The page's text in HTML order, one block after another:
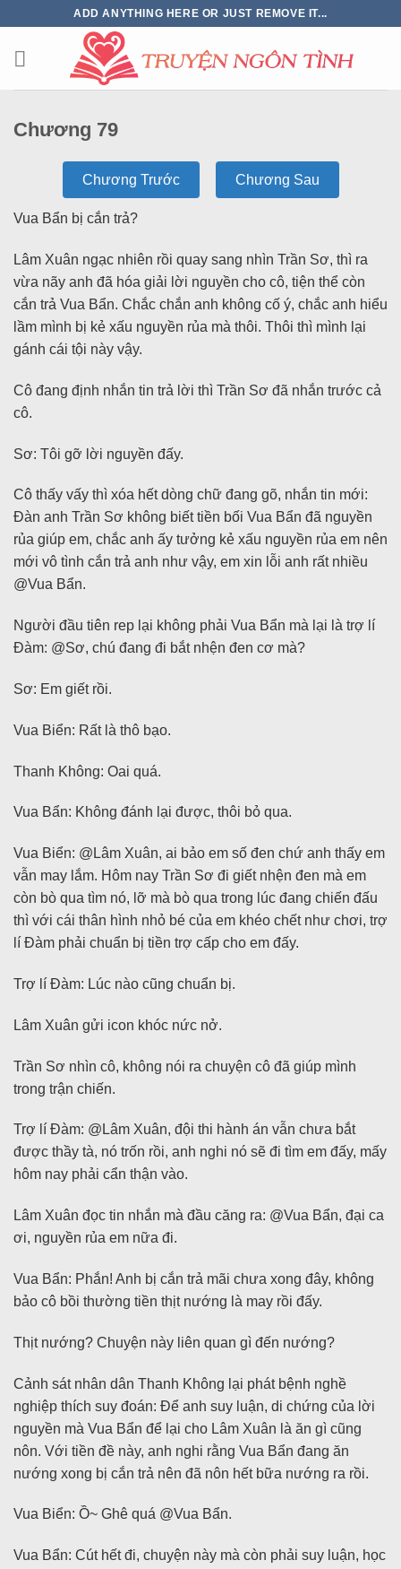
ADD ANYTHING HERE OR JUST REMOVE IT...
Chương 79
Chương Trước Chương Sau
Vua Bẩn bị cắn trả?
Lâm Xuân ngạc nhiên rồi quay sang nhìn Trần Sơ, thì ra
vừa nãy anh đã hóa giải lời nguyền cho cô, tiện thể còn
cắn trả Vua Bẩn. Chắc chắn anh không cố ý, chắc anh hiểu
lầm mình bị kẻ xấu nguyền rủa mà thôi. Thôi thì mình lại
gánh cái tội này vậy.
Cô đang định nhắn tin trả lời thì Trần Sơ đã nhắn trước cả
cô.
Sơ: Tôi gỡ lời nguyền đấy.
Cô thấy vấy thì xóa hết dòng chữ đang gõ, nhắn tin mới:
Đàn anh Trần Sơ không biết tiền bối Vua Bẩn đã nguyền
rủa giúp em, chắc anh ấy tưởng kẻ xấu nguyền rủa em nên
mới vô tình cắn trả anh như vậy, em xin lỗi anh rất nhiều
@Vua Bẩn.
Người đầu tiên rep lại không phải Vua Bẩn mà lại là trợ lí
Đàm: @Sơ, chú đang đi bắt nhện đen cơ mà?
Sơ: Em giết rồi.
Vua Biển: Rất là thô bạo.
Thanh Không: Oai quá.
Vua Bẩn: Không đánh lại được, thôi bỏ qua.
Vua Biển: @Lâm Xuân, ai bảo em số đen chứ anh thấy em
vẫn may lắm. Hôm nay Trần Sơ đi giết nhện đen mà em
còn bò qua tìm nó, lỡ mà bò qua trong lúc đang chiến đấu
thì với cái thân hình nhỏ bé của em khéo chết như chơi, trợ
lí Đàm phải chuẩn bị tiền trợ cấp cho em đấy.
Trợ lí Đàm: Lúc nào cũng chuẩn bị.
Lâm Xuân gửi icon khóc nức nở.
Trần Sơ nhìn cô, không nói ra chuyện cô đã giúp mình
trong trận chiến.
Trợ lí Đàm: @Lâm Xuân, đội thi hành án vẫn chưa bắt
được thầy tà, nó trốn rồi, anh nghi nó sẽ đi tìm em đấy, mấy
hôm nay phải cẩn thận vào.
Lâm Xuân đọc tin nhắn mà đầu căng ra: @Vua Bẩn, đại ca
ơi, nguyền rủa em nữa đi.
Vua Bẩn: Phắn! Anh bị cắn trả mãi chưa xong đây, không
bảo cô bồi thường tiền thịt nướng là may rồi đấy.
Thịt nướng? Chuyện này liên quan gì đến nướng?
Cảnh sát nhân dân Thanh Không lại phát bệnh nghề
nghiệp thích suy đoán: Để anh suy luận, di chứng của lời
nguyền mà Vua Bẩn để lại cho Lâm Xuân là ăn gì cũng
nôn. Với tiền đề này, anh nghi rằng Vua Bẩn đang ăn
nướng xong bị cắn trả nên đã nôn hết bữa nướng ra rồi.
Vua Biển: Ồ~ Ghê quá @Vua Bẩn.
Vua Bẩn: Cút hết đi, chuyện này mà còn phải suy luận, học